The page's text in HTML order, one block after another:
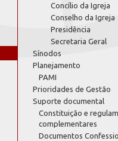
Concílio da Igreja
Conselho da Igreja
Presidência
Secretaria Geral
Sínodos
Planejamento
PAMI
Prioridades de Gestão
Suporte documental
Constituição e
complementares
Documentos